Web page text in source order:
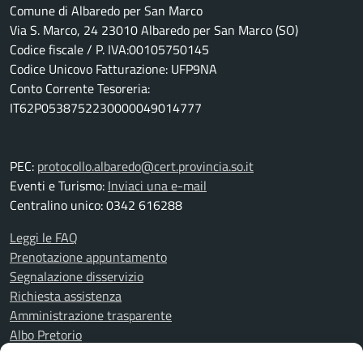
Comune di Albaredo per San Marco
Via S. Marco, 24 23010 Albaredo per San Marco (SO)
Codice fiscale / P. IVA:00105750145
Codice Unicovo Fatturazione: UFP9NA
Conto Corrente Tesoreria:
IT62P0538752230000049014777
PEC: protocollo.albaredo@cert.provincia.so.it
Eventi e Turismo: Inviaci una e-mail
Centralino unico: 0342 616288
Leggi le FAQ
Prenotazione appuntamento
Segnalazione disservizio
Richiesta assistenza
Amministrazione trasparente
Albo Pretorio